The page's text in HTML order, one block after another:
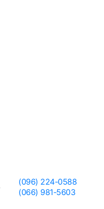
(096) 224-0588
(066) 981-5603